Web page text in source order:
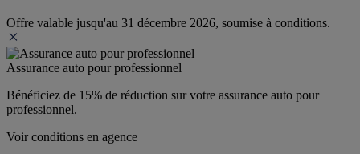
Offre valable jusqu'au 31 décembre 2026, soumise à conditions.
Assurance auto pour professionnel
Bénéficiez de 15% de réduction sur votre assurance auto pour
professionnel.
Voir conditions en agence